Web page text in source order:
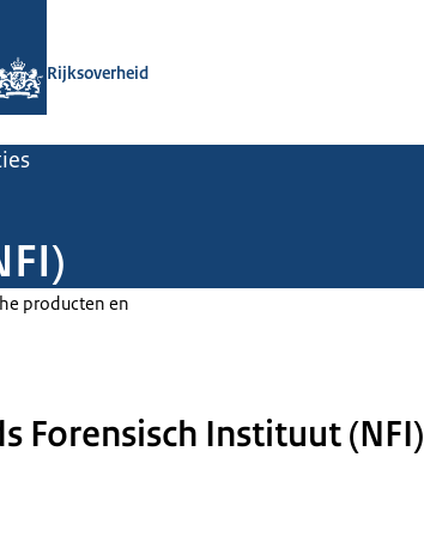
Rijksoverheid
producten en
Forensisch Instituut (NFI)